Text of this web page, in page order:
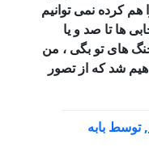
کرده نمی توانیم
ها تا صد و یا
های تو بگی ، من
شد که از تصور
,توسط بابه